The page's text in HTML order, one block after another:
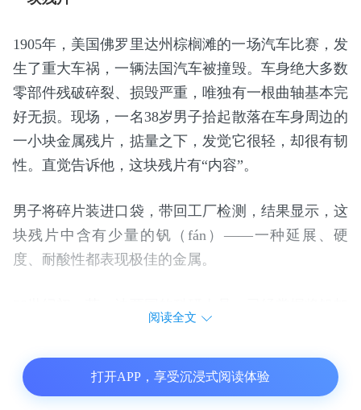
1905年，美国佛罗里达州棕榈滩的一场汽车比赛，发
生了重大车祸，一辆法国汽车被撞毁。车身绝大多数
零部件残破碎裂、损毁严重，唯独有一根曲轴基本完
好无损。现场，一名38岁男子拾起散落在车身周边的
一小块金属残片，掂量之下，发觉它很轻，却很有韧
性。直觉告诉他，这块残片有“内容”。
男子将碎片装进口袋，带回工厂检测，结果显示，这
块残片中含有少量的钒（fán）——一种延展、硬
度、耐酸性都表现极佳的金属。
量轻， 强度却有后者的两倍多。在此之前市场上的
钢材抗张程度只有6至7万磅，钒钢将这个数值提升到
阅读全文
打开APP，享受沉浸式阅读体验